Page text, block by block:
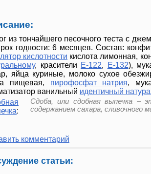
из тончайшего песочного теста с
годности: 6 месяцев. Состав:
кислотности кислота лимонная,
, красители Е-122, Е-132),
яйца куриные, молоко сухое
пищевая, пирофосфат натрия,
ванильный идентичный
:
Сдоба, или сдобная выпечка –
содержанием сахара, сливочного
комментарий
статьи: